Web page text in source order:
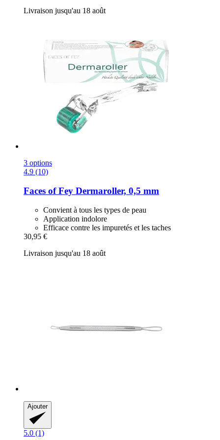
Livraison jusqu'au 18 août
3 options
4.9 (10)
Faces of Fey Dermaroller, 0,5 mm
Convient à tous les types de peau
Application indolore
Efficace contre les impuretés et les taches
30,95 €
Livraison jusqu'au 18 août
Ajouter
5.0 (1)